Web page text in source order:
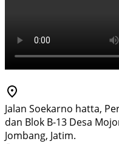
Jalan Soekarno hatta,
dan Blok B-13 Desa
Jombang, Jatim.